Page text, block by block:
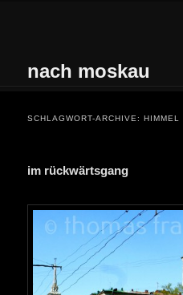
nach moskau
SCHLAGWORT-ARCHIVE:HIMMEL
im rückwärtsgang